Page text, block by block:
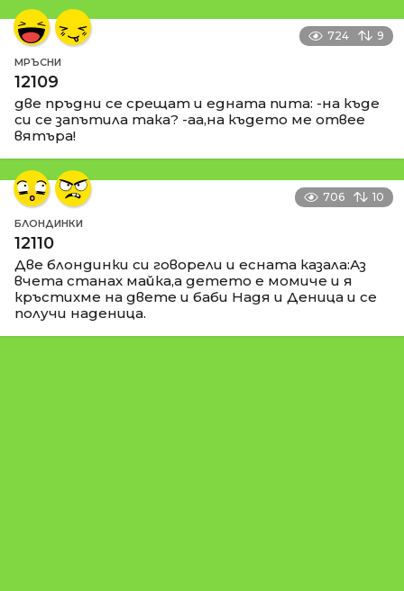
724 9
МРЪСНИ
12109
две пръдни се срещат и едната пита: -на къде
си се запътила така? -аа,на където ме отвее
вятъра!
706 10
БЛОНДИНКИ
12110
Две блондинки си говорели и есната казала:Аз
вчета станах майка,а детето е момиче и я
кръстихме на двете и баби Надя и Деница и се
получи наденица.